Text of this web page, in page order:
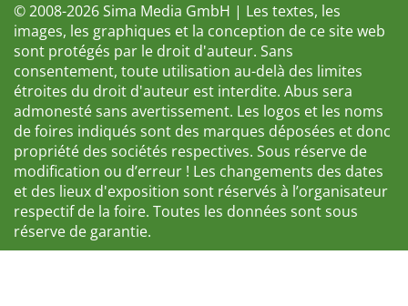
© 2008-2026 Sima Media GmbH | Les textes, les
images, les graphiques et la conception de ce site web
sont protégés par le droit d'auteur. Sans
consentement, toute utilisation au-delà des limites
étroites du droit d'auteur est interdite. Abus sera
admonesté sans avertissement. Les logos et les noms
de foires indiqués sont des marques déposées et donc
propriété des sociétés respectives. Sous réserve de
modification ou d’erreur ! Les changements des dates
et des lieux d'exposition sont réservés à l’organisateur
respectif de la foire. Toutes les données sont sous
réserve de garantie.